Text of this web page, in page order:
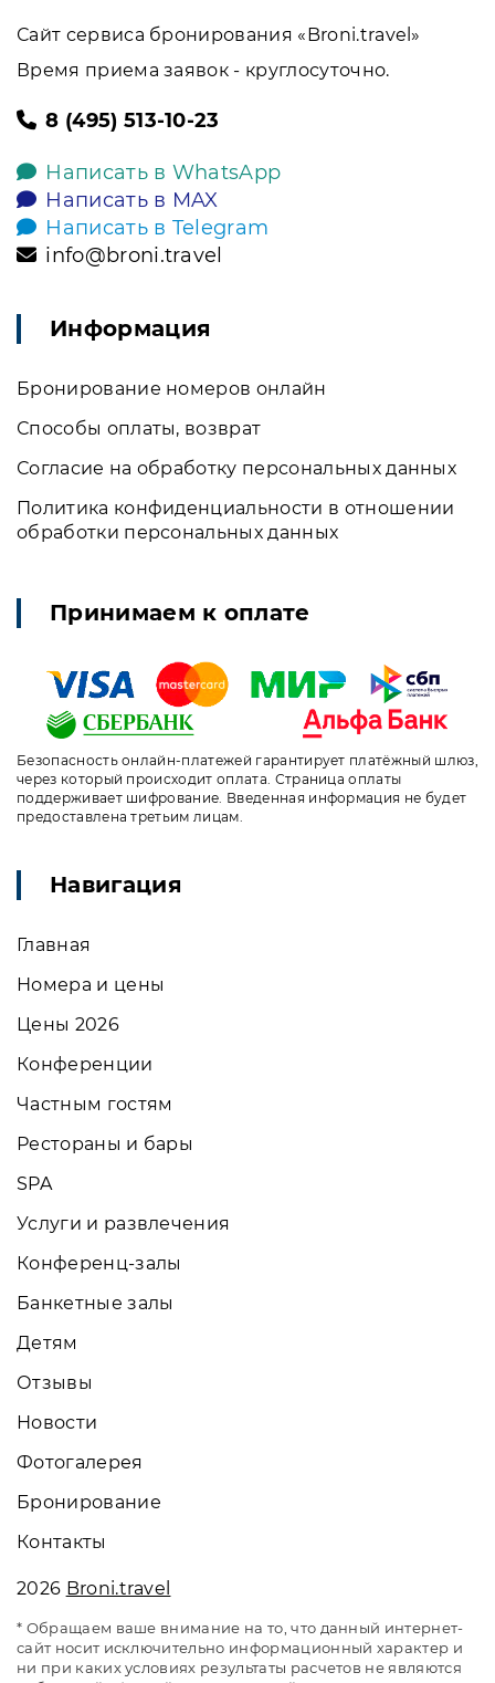
Сайт сервиса бронирования «Broni.travel»
Время приема заявок - круглосуточно.
8 (495) 513-10-23
Написать в WhatsApp
Написать в MAX
Написать в Telegram
info@broni.travel
Информация
Бронирование номеров онлайн
Способы оплаты, возврат
Согласие на обработку персональных данных
Политика конфиденциальности в отношении
обработки персональных данных
Принимаем к оплате
Безопасность онлайн-платежей гарантирует платёжный шлюз,
через который происходит оплата. Страница оплаты
поддерживает шифрование. Введенная информация не будет
предоставлена третьим лицам.
Навигация
Главная
Номера и цены
Цены 2026
Конференции
Частным гостям
Рестораны и бары
SPA
Услуги и развлечения
Конференц-залы
Банкетные залы
Детям
Отзывы
Новости
Фотогалерея
Бронирование
Контакты
2026 Broni.travel
* Обращаем ваше внимание на то, что данный интернет-
сайт носит исключительно информационный характер и
ни при каких условиях результаты расчетов не являются